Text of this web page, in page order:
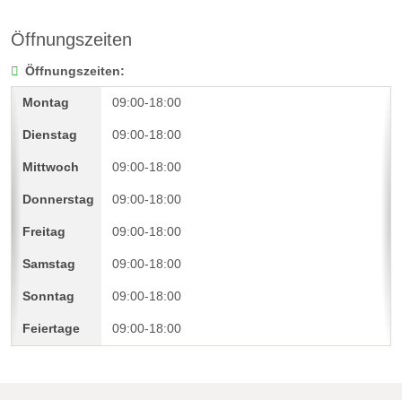
Öffnungszeiten
Öffnungszeiten:
09:00-18:00
09:00-18:00
09:00-18:00
09:00-18:00
09:00-18:00
09:00-18:00
09:00-18:00
09:00-18:00